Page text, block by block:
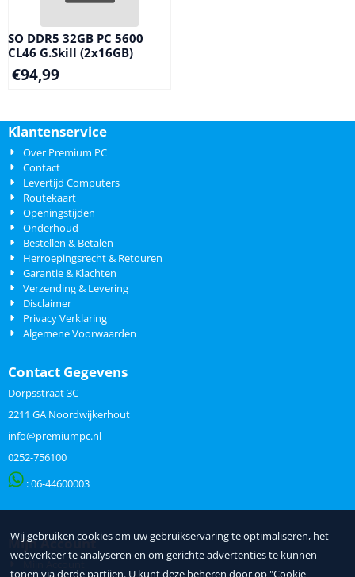
SO DDR5 32GB PC 5600
CL46 G.Skill (2x16GB)
€94,99
Klantenservice
Over Premium PC
Contact
Levertijd Computers
Routekaart
Openingstijden
Onderhoud
Bestellen & Betalen
Herroepingsrecht & Retouren
Garantie & Klachten
Verzending & Levering
Disclaimer
Privacy Verklaring
Algemene Voorwaarden
Contact Gegevens
Dorpsstraat 3C
2211 GA Noordwijkerhout
info@premiumpc.nl
0252-756100
: 06-44600003
Mijn Account
Wij gebruiken cookies om uw gebruikservaring te optimaliseren, het
webverkeer te analyseren en om gerichte advertenties te kunnen
tonen via derde partijen. U kunt deze beheren door op "Cookie